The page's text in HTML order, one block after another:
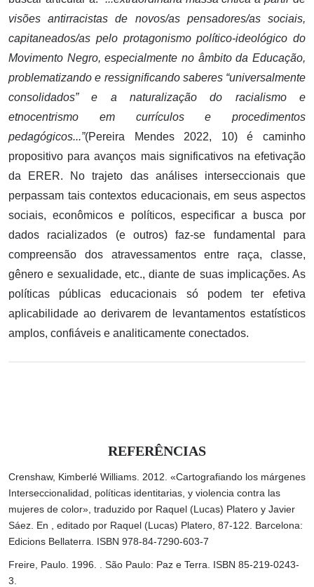
visões antirracistas de novos/as pensadores/as sociais,
capitaneados/as pelo protagonismo político-ideológico do
Movimento Negro, especialmente no âmbito da Educação,
problematizando e ressignificando saberes “universalmente
consolidados” e a naturalização do racialismo e
etnocentrismo em currículos e procedimentos
pedagógicos...”(Pereira Mendes 2022, 10) é caminho
propositivo para avanços mais significativos na efetivação
da ERER. No trajeto das análises interseccionais que
perpassam tais contextos educacionais, em seus aspectos
sociais, econômicos e políticos, especificar a busca por
dados racializados (e outros) faz-se fundamental para
compreensão dos atravessamentos entre raça, classe,
gênero e sexualidade, etc., diante de suas implicações. As
políticas públicas educacionais só podem ter efetiva
aplicabilidade ao derivarem de levantamentos estatísticos
amplos, confiáveis e analiticamente conectados.
REFERÊNCIAS
Crenshaw, Kimberlé Williams. 2012. «Cartografiando los márgenes
Interseccionalidad, políticas identitarias, y violencia contra las
mujeres de color», traduzido por Raquel (Lucas) Platero y Javier
Sáez. En , editado por Raquel (Lucas) Platero, 87-122. Barcelona:
Edicions Bellaterra. ISBN 978-84-7290-603-7
Freire, Paulo. 1996. . São Paulo: Paz e Terra. ISBN 85-219-0243-
3.